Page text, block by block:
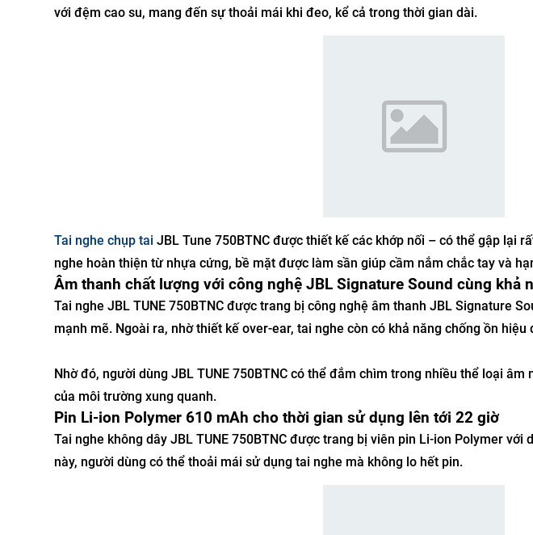
với đệm cao su, mang đến sự thoải mái khi đeo, kể cả trong thời gian dài.
Tai nghe chụp tai JBL Tune 750BTNC được thiết kế các khớp nối – có thể gập lại
nghe hoàn thiện từ nhựa cứng, bề mặt được làm sần giúp cầm nắm chắc tay và
Âm thanh chất lượng với công nghệ JBL Signature Sound cùng khả
Tai nghe JBL TUNE 750BTNC được trang bị công nghệ âm thanh JBL Signature
mạnh mẽ. Ngoài ra, nhờ thiết kế over-ear, tai nghe còn có khả năng chống ồn hiệu
Nhờ đó, người dùng JBL TUNE 750BTNC có thể đắm chìm trong nhiều thể loại
của môi trường xung quanh.
Pin Li-ion Polymer 610 mAh cho thời gian sử dụng lên tới 22 giờ
Tai nghe không dây JBL TUNE 750BTNC được trang bị viên pin Li-ion Polymer
này, người dùng có thể thoải mái sử dụng tai nghe mà không lo hết pin.